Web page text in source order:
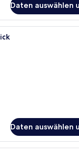
Daten auswählen
Hochwertige
Daten auswählen
Hochwertige